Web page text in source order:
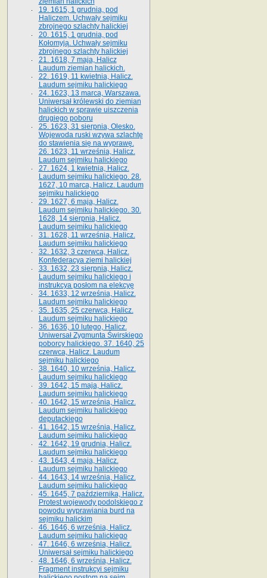
19. 1615, 1 grudnia, pod
Haliczem. Uchwały sejmiku
zbrojnego szlachty halickiej
20. 1615, 1 grudnia, pod
Kołomyją. Uchwały sejmiku
zbrojnego szlachty halickiej
21. 1618, 7 maja, Halicz
Laudum ziemian halickich.
22. 1619, 11 kwietnia, Halicz.
Laudum sejmiku halickiego
24. 1623, 13 marca, Warszawa.
Uniwersał królewski do ziemian
halickich w sprawie uiszczenia
drugiego poboru
25. 1623, 31 sierpnia, Olesko.
Wojewoda ruski wzywa szlachtę
do stawienia się na wyprawę.
26. 1623, 11 września, Halicz.
Laudum sejmiku halickiego
27. 1624, 1 kwietnia, Halicz.
Laudum sejmiku halickiego. 28.
1627, 10 marca, Halicz. Laudum
sejmiku halickiego
29. 1627, 6 maja, Halicz.
Laudum sejmiku halickiego. 30.
1628, 14 sierpnia, Halicz.
Laudum sejmiku halickiego
31. 1628, 11 września, Halicz.
Laudum sejmiku halickiego
32. 1632, 3 czerwca, Halicz.
Konfederacya ziemi halickiej
33. 1632, 23 sierpnia, Halicz.
Laudum sejmiku halickiego i
instrukcya posłom na elekcyę
34. 1633, 12 września, Halicz.
Laudum sejmiku halickiego
35. 1635, 25 czerwca, Halicz.
Laudum sejmiku halickiego
36. 1636, 10 lutego, Halicz.
Uniwersał Zygmunta Świrskiego
poborcy halickiego. 37. 1640, 25
czerwca, Halicz. Laudum
sejmiku halickiego
38. 1640, 10 września, Halicz.
Laudum sejmiku halickiego
39. 1642, 15 maja, Halicz.
Laudum sejmiku halickiego
40. 1642, 15 września, Halicz.
Laudum sejmiku halickiego
deputackiego
41. 1642, 15 września, Halicz.
Laudum sejmiku halickiego
42. 1642, 19 grudnia, Halicz.
Laudum sejmiku halickiego
43. 1643, 4 maja, Halicz.
Laudum sejmiku halickiego
44. 1643, 14 września, Halicz.
Laudum sejmiku halickiego
45. 1645, 7 października, Halicz.
Protest wojewody podolskiego z
powodu wyprawiania burd na
sejmiku halickim
46. 1646, 6 września, Halicz.
Laudum sejmiku halickiego
47. 1646, 6 września, Halicz.
Uniwersał sejmiku halickiego
48. 1646, 6 września, Halicz.
Fragment instrukcyi sejmiku